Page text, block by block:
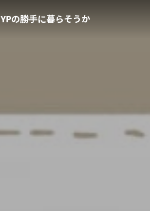
の勝手に暮らそうか